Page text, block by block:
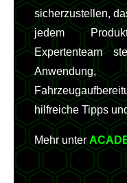
sicherzustellen,
jedem
Expertenteam
hilfreiche Tipps
Mehr unter